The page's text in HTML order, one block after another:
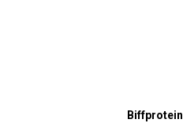
Biffprotein